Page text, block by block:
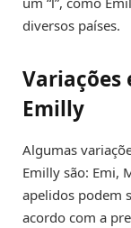
diversos países.
Variações
Emilly
Algumas
Emilly são: Emi,
apelidos podem
acordo com a